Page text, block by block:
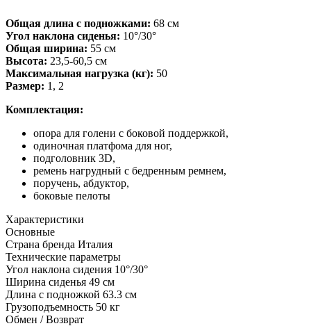
Общая длина с подножками: 68 см
Угол наклона сиденья: 10°/30°
Общая ширина: 55 см
Высота: 23,5-60,5 см
Максимальная нагрузка (кг): 50
Размер: 1, 2
Комплектация:
опора для голени с боковой поддержкой,
одиночная платфома для ног,
подголовник 3D,
ремень нагрудный с бедренным ремнем,
поручень, абдуктор,
боковые пелоты
Характеристики
Основные
Страна бренда Италия
Технические параметры
Угол наклона сидения 10°/30°
Ширина сиденья 49 см
Длина с подножкой 63.3 см
Грузоподъемность 50 кг
Обмен / Возврат